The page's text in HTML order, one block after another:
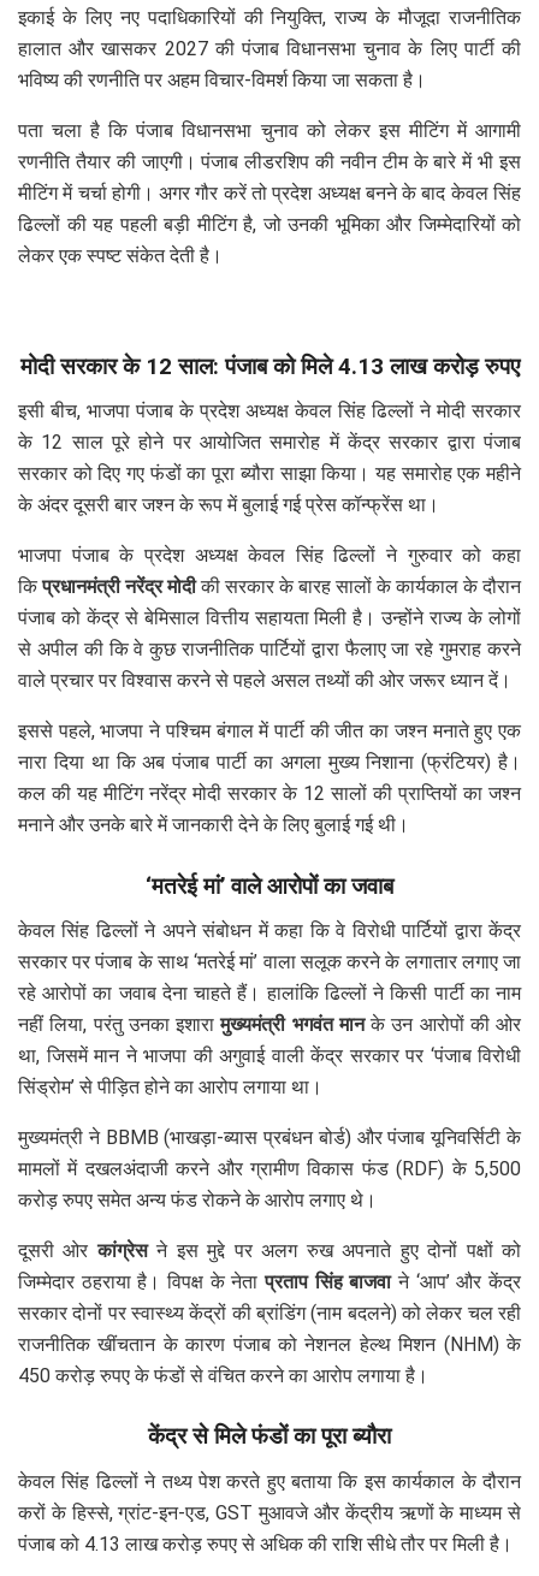
इकाई के लिए नए पदाधिकारियों की नियुक्ति, राज्य के मौजूदा राजनीतिक
हालात और खासकर 2027 की पंजाब विधानसभा चुनाव के लिए पार्टी की
भविष्य की रणनीति पर अहम विचार-विमर्श किया जा सकता है।
पता चला है कि पंजाब विधानसभा चुनाव को लेकर इस मीटिंग में आगामी
रणनीति तैयार की जाएगी। पंजाब लीडरशिप की नवीन टीम के बारे में भी इस
मीटिंग में चर्चा होगी। अगर गौर करें तो प्रदेश अध्यक्ष बनने के बाद केवल सिंह
ढिल्लों की यह पहली बड़ी मीटिंग है, जो उनकी भूमिका और जिम्मेदारियों को
लेकर एक स्पष्ट संकेत देती है।
मोदी सरकार के 12 साल: पंजाब को मिले 4.13 लाख करोड़ रुपए
इसी बीच, भाजपा पंजाब के प्रदेश अध्यक्ष केवल सिंह ढिल्लों ने मोदी सरकार
के 12 साल पूरे होने पर आयोजित समारोह में केंद्र सरकार द्वारा पंजाब
सरकार को दिए गए फंडों का पूरा ब्यौरा साझा किया। यह समारोह एक महीने
के अंदर दूसरी बार जश्न के रूप में बुलाई गई प्रेस कॉन्फ्रेंस था।
भाजपा पंजाब के प्रदेश अध्यक्ष केवल सिंह ढिल्लों ने गुरुवार को कहा
किप्रधानमंत्री नरेंद्र मोदीकी सरकार के बारह सालों के कार्यकाल के दौरान
पंजाब को केंद्र से बेमिसाल वित्तीय सहायता मिली है। उन्होंने राज्य के लोगों
से अपील की कि वे कुछ राजनीतिक पार्टियों द्वारा फैलाए जा रहे गुमराह करने
वाले प्रचार पर विश्वास करने से पहले असल तथ्यों की ओर जरूर ध्यान दें।
इससे पहले, भाजपा ने पश्चिम बंगाल में पार्टी की जीत का जश्न मनाते हुए एक
नारा दिया था कि अब पंजाब पार्टी का अगला मुख्य निशाना (फ्रंटियर) है।
कल की यह मीटिंग नरेंद्र मोदी सरकार के 12 सालों की प्राप्तियों का जश्न
मनाने और उनके बारे में जानकारी देने के लिए बुलाई गई थी।
‘मतरेई मां’ वाले आरोपों का जवाब
केवल सिंह ढिल्लों ने अपने संबोधन में कहा कि वे विरोधी पार्टियों द्वारा केंद्र
सरकार पर पंजाब के साथ ‘मतरेई मां’ वाला सलूक करने के लगातार लगाए जा
रहे आरोपों का जवाब देना चाहते हैं। हालांकि ढिल्लों ने किसी पार्टी का नाम
नहीं लिया, परंतु उनका इशारामुख्यमंत्री भगवंत मानके उन आरोपों की ओर
था, जिसमें मान ने भाजपा की अगुवाई वाली केंद्र सरकार पर ‘पंजाब विरोधी
सिंड्रोम’ से पीड़ित होने का आरोप लगाया था।
मुख्यमंत्री ने BBMB (भाखड़ा-ब्यास प्रबंधन बोर्ड) और पंजाब यूनिवर्सिटी के
मामलों में दखलअंदाजी करने और ग्रामीण विकास फंड (RDF) के 5,500
करोड़ रुपए समेत अन्य फंड रोकने के आरोप लगाए थे।
दूसरी ओरकांग्रेसने इस मुद्दे पर अलग रुख अपनाते हुए दोनों पक्षों को
जिम्मेदार ठहराया है। विपक्ष के नेताप्रताप सिंह बाजवाने ‘आप’ और केंद्र
सरकार दोनों पर स्वास्थ्य केंद्रों की ब्रांडिंग (नाम बदलने) को लेकर चल रही
राजनीतिक खींचतान के कारण पंजाब को नेशनल हेल्थ मिशन (NHM) के
450 करोड़ रुपए के फंडों से वंचित करने का आरोप लगाया है।
केंद्र से मिले फंडों का पूरा ब्यौरा
केवल सिंह ढिल्लों ने तथ्य पेश करते हुए बताया कि इस कार्यकाल के दौरान
करों के हिस्से, ग्रांट-इन-एड, GST मुआवजे और केंद्रीय ऋणों के माध्यम से
पंजाब को 4.13 लाख करोड़ रुपए से अधिक की राशि सीधे तौर पर मिली है।